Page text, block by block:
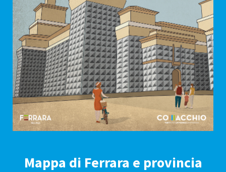
Mappa di Ferrara e provincia